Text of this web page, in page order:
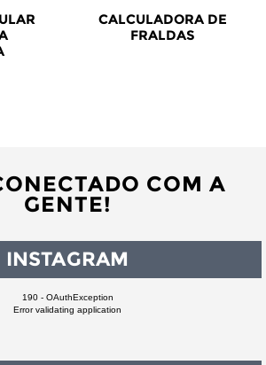
CALCULADORA DE
FRALDAS
COM A
GENTE!
INSTAGRAM
190 - OAuthException
Error validating application